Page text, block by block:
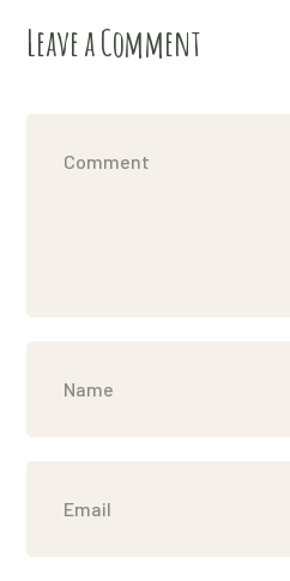
Leave a Comment